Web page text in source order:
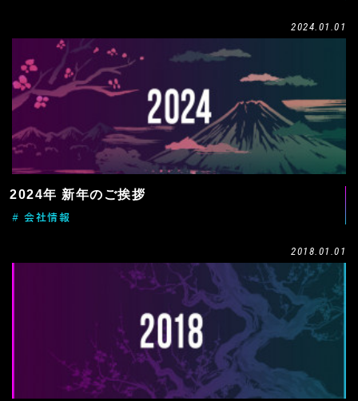
2024.01.01
2024年 新年のご挨拶
# 会社情報
2018.01.01